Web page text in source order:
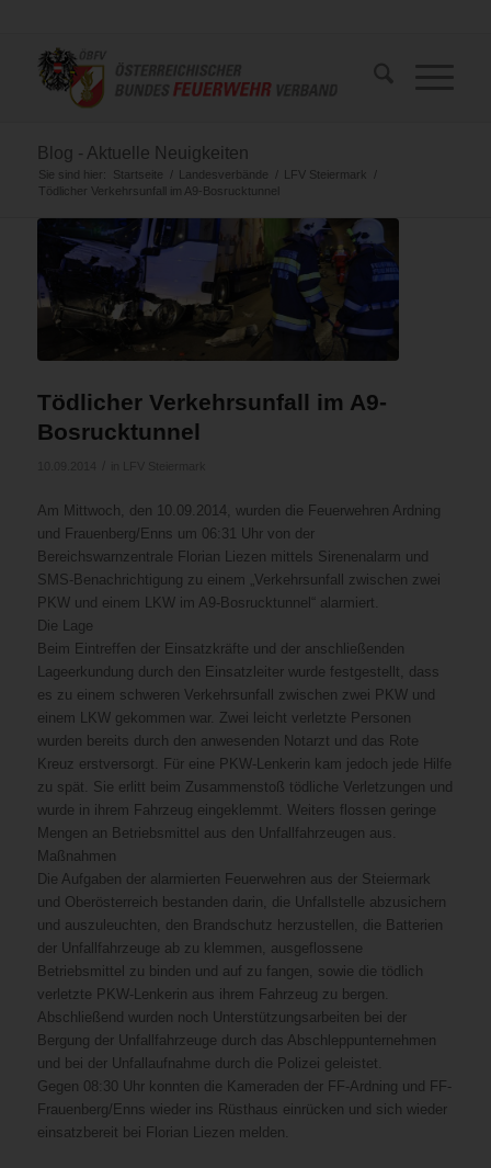
Blog - Aktuelle Neuigkeiten
Sie sind hier: Startseite / Landesverbände / LFV Steiermark
/
Tödlicher Verkehrsunfall im A9-Bosrucktunnel
Tödlicher Verkehrsunfall im A9-
Bosrucktunnel
Am Mittwoch, den 10.09.2014, wurden die Feuerwehren Ardning
und Frauenberg/Enns um 06:31 Uhr von der
Bereichswarnzentrale Florian Liezen mittels Sirenenalarm und
SMS-Benachrichtigung zu einem „Verkehrsunfall zwischen zwei
PKW und einem LKW im A9-Bosrucktunnel“ alarmiert.
Die Lage
Beim Eintreffen der Einsatzkräfte und der anschließenden
Lageerkundung durch den Einsatzleiter wurde festgestellt, dass
es zu einem schweren Verkehrsunfall zwischen zwei PKW und
einem LKW gekommen war. Zwei leicht verletzte Personen
wurden bereits durch den anwesenden Notarzt und das Rote
Kreuz erstversorgt. Für eine PKW-Lenkerin kam jedoch jede Hilfe
zu spät. Sie erlitt beim Zusammenstoß tödliche Verletzungen und
wurde in ihrem Fahrzeug eingeklemmt. Weiters flossen geringe
Mengen an Betriebsmittel aus den Unfallfahrzeugen aus.
Maßnahmen
Die Aufgaben der alarmierten Feuerwehren aus der Steiermark
und Oberösterreich bestanden darin, die Unfallstelle abzusichern
und auszuleuchten, den Brandschutz herzustellen, die Batterien
der Unfallfahrzeuge ab zu klemmen, ausgeflossene
Betriebsmittel zu binden und auf zu fangen, sowie die tödlich
verletzte PKW-Lenkerin aus ihrem Fahrzeug zu bergen.
Abschließend wurden noch Unterstützungsarbeiten bei der
Bergung der Unfallfahrzeuge durch das Abschleppunternehmen
und bei der Unfallaufnahme durch die Polizei geleistet.
Gegen 08:30 Uhr konnten die Kameraden der FF-Ardning und FF-
Frauenberg/Enns wieder ins Rüsthaus einrücken und sich wieder
einsatzbereit bei Florian Liezen melden.